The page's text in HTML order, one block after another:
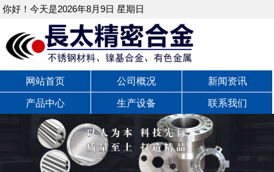
你好！今天是2026年8月9日 星期日
网站首页 公司概况 新闻资讯
产品中心 生产设备 联系我们